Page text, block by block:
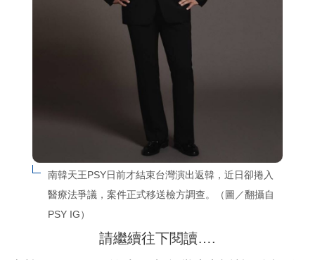
南韓天王PSY日前才結束台灣演出返韓，近日卻捲入
醫療法爭議，案件正式移送檢方調查。（圖／翻攝自
PSY IG）
請繼續往下閱讀….